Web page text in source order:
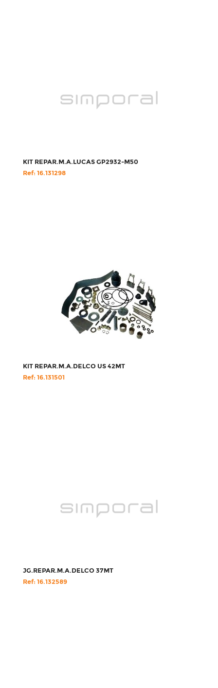
KIT REPAR.M.A.LUCAS GP2932-M50
Ref: 16.131298
KIT REPAR.M.A.DELCO US 42MT
Ref: 16.131501
JG.REPAR.M.A.DELCO 37MT
Ref: 16.132589